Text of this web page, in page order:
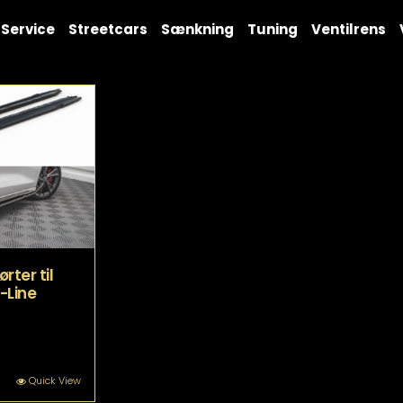
Service Streetcars Sænkning Tuning Ventilrens
til
Line
Quick View